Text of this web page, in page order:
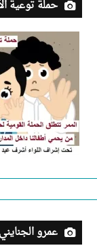
حملة توعية
عمرو